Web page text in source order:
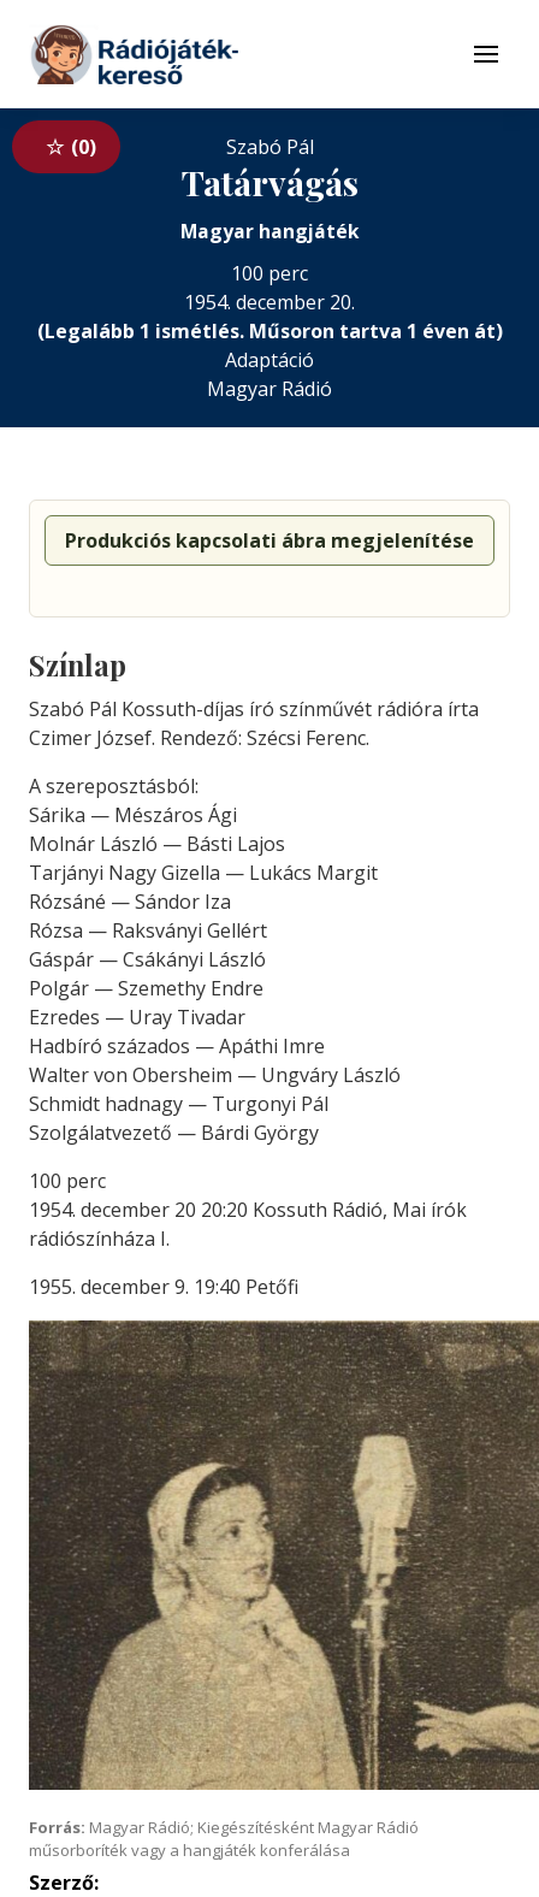
Tovább a tartalomhoz
Menü
0 Szabó Pál
Tatárvágás
Magyar hangjáték
100 perc
1954. december 20.
(Legalább 1 ismétlés. Műsoron tartva 1 éven át)
Adaptáció
Magyar Rádió
Produkciós kapcsolati ábra megjelenítése
Színlap
Szabó Pál Kossuth-díjas író színművét rádióra írta
Czimer József. Rendező: Szécsi Ferenc.
A szereposztásból:
Sárika — Mészáros Ági
Molnár László — Básti Lajos
Tarjányi Nagy Gizella — Lukács Margit
Rózsáné — Sándor Iza
Rózsa — Raksványi Gellért
Gáspár — Csákányi László
Polgár — Szemethy Endre
Ezredes — Uray Tivadar
Hadbíró százados — Apáthi Imre
Walter von Obersheim — Ungváry László
Schmidt hadnagy — Turgonyi Pál
Szolgálatvezető — Bárdi György
100 perc
1954. december 20 20:20 Kossuth Rádió, Mai írók
rádiószínháza I.
1955. december 9. 19:40 Petőfi
Forrás: Magyar Rádió; Kiegészítésként Magyar Rádió
műsorboríték vagy a hangjáték konferálása
Szerző: